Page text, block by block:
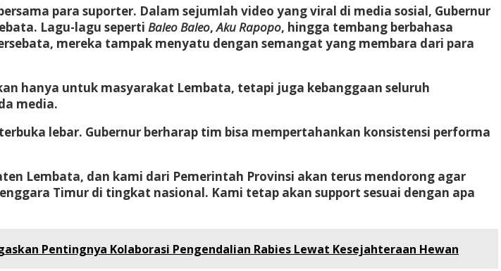
para suporter. Dalam sejumlah video yang viral di media sosial, Gubernur
Lagu-lagu seperti Baleo Baleo,Aku Rapopo, hingga tembang berbahasa
mereka tampak menyatu dengan semangat yang membara dari para
hanya untuk masyarakat Lembata, tetapi juga kebanggaan seluruh
media.
lebar. Gubernur berharap tim bisa mempertahankan konsistensi performa
Lembata, dan kami dari Pemerintah Provinsi akan terus mendorong agar
Timur di tingkat nasional. Kami tetap akan support sesuai dengan apa
Pentingnya Kolaborasi Pengendalian Rabies Lewat Kesejahteraan Hewan